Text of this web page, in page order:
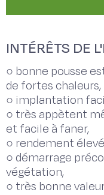
INTÉRÊTS DE
○ bonne pousse
de fortes chaleurs,
○ implantation
○ très appètent
et facile à faner,
○ rendement
○ démarrage
végétation,
○ très bonne